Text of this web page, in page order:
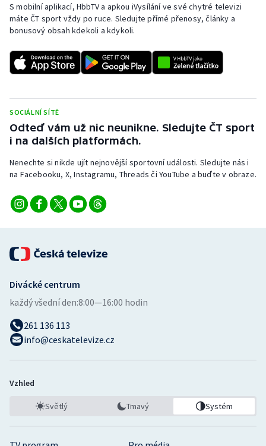
S mobilní aplikací, HbbTV a apkou iVysílání ve své chytré televizi
máte ČT sport vždy po ruce. Sledujte přímé přenosy, články a
bonusový obsah kdekoli a kdykoli.
SOCIÁLNÍ SÍTĚ
Odteď vám už nic neunikne. Sledujte ČT sport
i na dalších platformách.
Nenechte si nikde ujít nejnovější sportovní události. Sledujte nás i
na Facebooku, X, Instagramu, Threads či YouTube a buďte v obraze.
Divácké centrum
každý všední den:8:00—16:00 hodin
261 136 113
info@ceskatelevize.cz
Vzhled
Světlý Tmavý Systém